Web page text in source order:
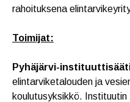
rahoituksena
Toimijat:
Pyhäjärvi-
elintarviketalouden ja
koulutusyksikkö.